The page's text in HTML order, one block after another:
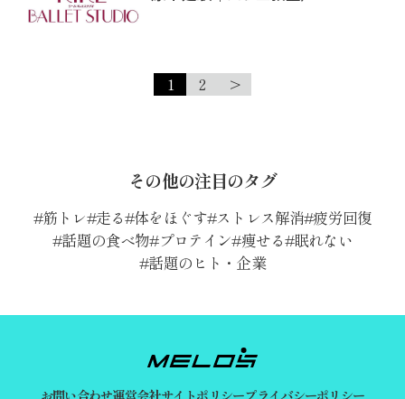
1 2 >
その他の注目のタグ
筋トレ 走る 体をほぐす ストレス解消 疲労回復
話題の食べ物 プロテイン 痩せる 眠れない
話題のヒト・企業
お問い合わせ運営会社サイトポリシープライバシーポリシー